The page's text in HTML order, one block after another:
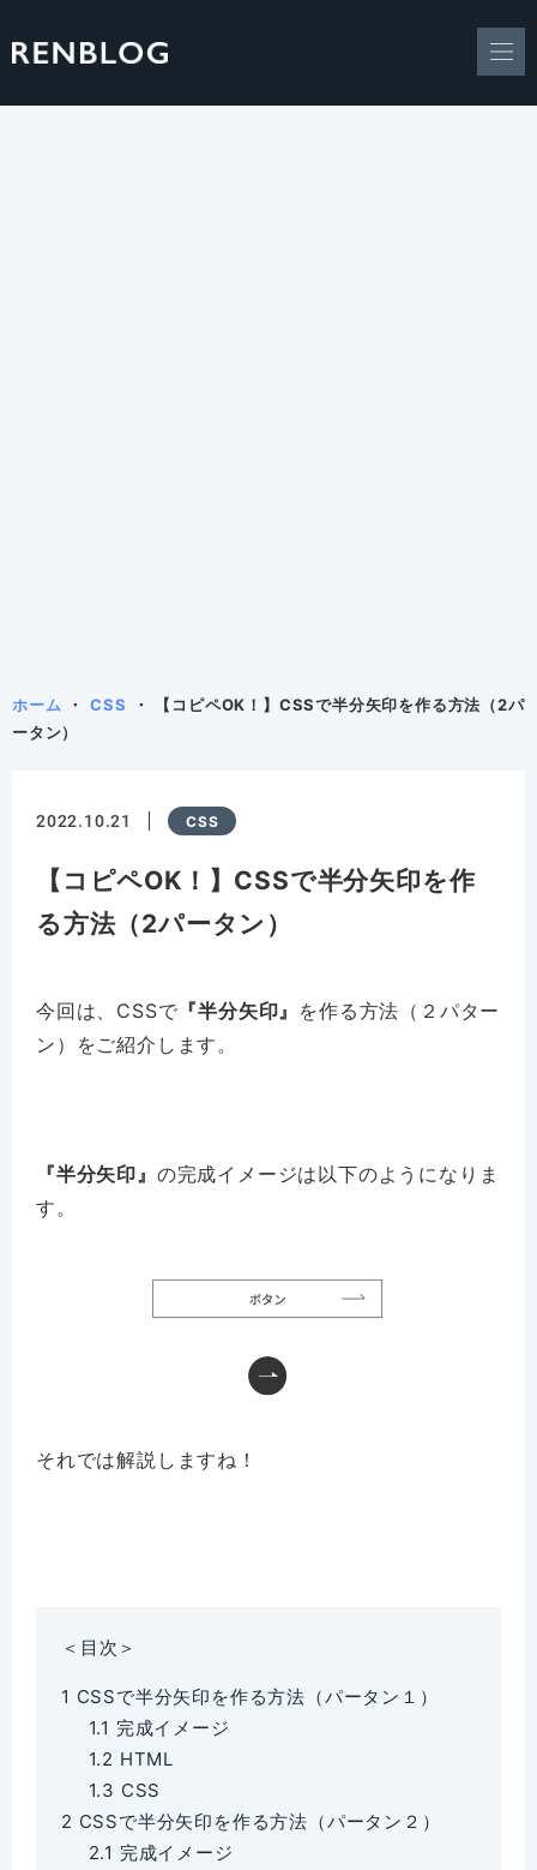
ホーム CSS
【コピペOK！】CSSで半分矢印を作る方法（2パ
ータン）
2022.10.21 CSS
【コピペOK！】CSSで半分矢印を作
る方法（2パータン）
今回は、CSSで 『半分矢印』 を作る方法（２パター
ン）をご紹介します。
『半分矢印』 の完成イメージは以下のようになりま
す。
それでは解説しますね！
＜目次＞
1 CSSで半分矢印を作る方法（パータン１）
1.1 完成イメージ
1.2 HTML
1.3 CSS
2 CSSで半分矢印を作る方法（パータン２）
2.1 完成イメージ